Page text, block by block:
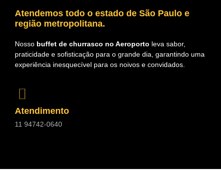
Atendemos todo o estado de São Paulo e
região metropolitana.
Nosso buffet de churrasco no Aeroporto leva sabor,
praticidade e sofisticação para o grande dia, garantindo uma
experiência inesquecível para os noivos e convidados.
Atendimento
11 94742-0640